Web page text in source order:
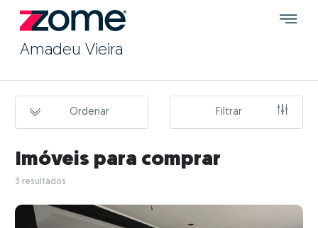
Amadeu Vieira
Ordenar Filtrar
Imóveis para comprar
3 resultados